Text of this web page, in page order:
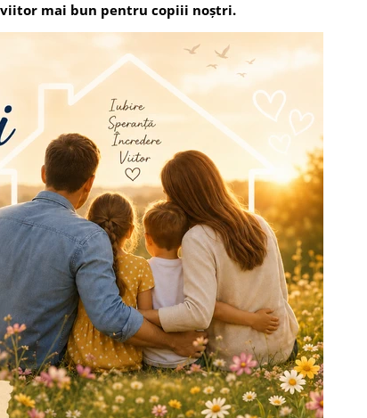
mai bun pentru copiii noștri.